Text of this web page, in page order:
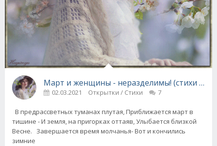
Март и женщины - неразделимы! (стихи и
02.03.2021 Открытки / Стихи 7
В предрассветных туманах плутая, Приближается март в
тишине - И земля, на пригорках оттаяв, Улыбается близкой
Весне. Завершается время молчанья- Вот и кончились
зимние